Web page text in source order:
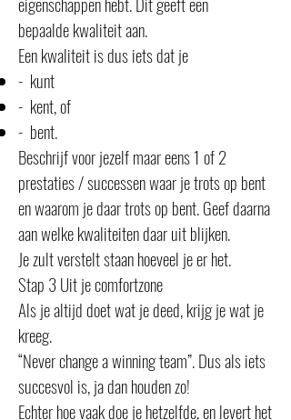
bepaalde kwaliteit aan.
Een kwaliteit is dus iets dat je
- kunt
- kent, of
- bent.
Beschrijf voor jezelf maar eens 1 of 2
prestaties / successen waar je trots op bent
en waarom je daar trots op bent. Geef daarna
aan welke kwaliteiten daar uit blijken.
Je zult verstelt staan hoeveel je er het.
Stap 3 Uit je comfortzone
Als je altijd doet wat je deed, krijg je wat je
kreeg.
“Never change a winning team”. Dus als iets
succesvol is, ja dan houden zo!
Echter hoe vaak doe je hetzelfde, en levert het